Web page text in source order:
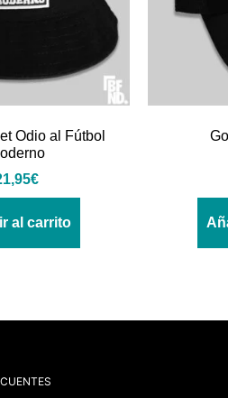
Odio al Fútbol
€
al carrito